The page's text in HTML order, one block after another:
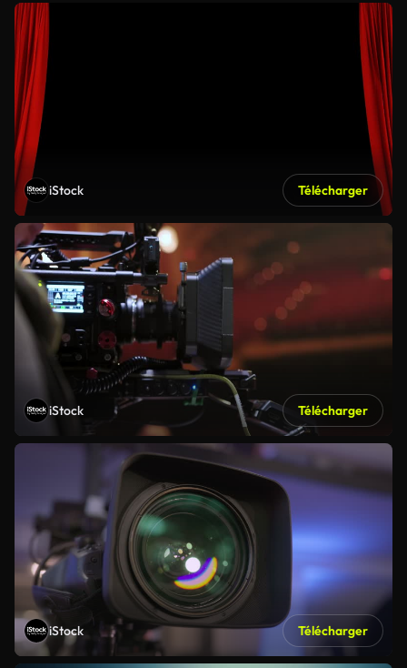
iStock Télécharger
iStock Télécharger
iStock Télécharger